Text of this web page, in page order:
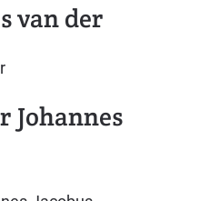
van der
Johannes